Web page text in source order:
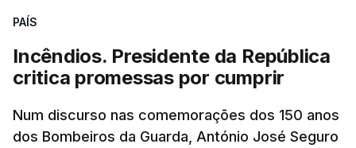
PAÍS
Incêndios. Presidente da República
critica promessas por cumprir
Num discurso nas comemorações dos 150 anos
dos Bombeiros da Guarda, António José Seguro